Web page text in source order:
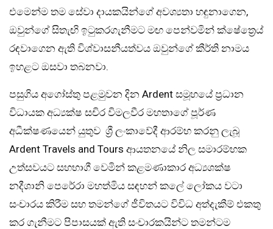
එමෙන්ම තම සේවා දායකයින්ගේ අවශ්‍යතා හඳුනාගෙන,
ඔවුන්ගේ සිතැඟි ඉටුකරගැනීමට මඟ පෙන්වමින් ක්ෂේත්‍රෙය්
රඳවාගෙන ඇති විශ්වාසනීයත්වය ඔවුන්ගේ කීර්ති නාමය
ඉහළට ඔසවා තබනවා.
පසුගිය අගෝස්තු පළමුවන දින Ardent සමූහයේ ප්‍රධාන
විධායක අධ්‍යක්ෂ සචිර විමලවීර මහතාගේ පූර්ණ
අධීක්ෂණයෙන් යුතුව ශ්‍රී ලංකාවේදී ආරම්භ කරනු ලැබූ
Ardent Travels and Tours ආයතනයේ නිල සමාරම්භක
උත්සවයට සහභාගී වෙමින් කළමණාකාර අධ්‍යශක්ෂ
නදීශානි පෙරේරා මහත්මිය සඳහන් කලේ ලෝකය වටා
සංචාරය කිරීම සහ තමන්ගේ ජීවිතයට විවිධ අත්දැකීම් එකතු
කර ගැනීමට පිපාසයක් ඇති සංචාරකයින්ට තමන්ටම